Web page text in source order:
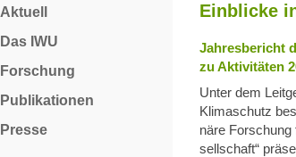
Aktuell
Das IWU
Forschung
Publikationen
Presse
Einblicke
Jahresbericht
zu Aktivitäten
Unter dem
Klimaschutz
näre
sell­schaft“